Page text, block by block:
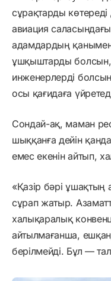
сұрақтарды
авиация
адамдардың
ұшқыштарды болсын,
инженерлерді
осы қағидаға
Сондай-ақ, маман
шыққанға дейін
емес екенін айтып,
«Қазір бәрі ұшақтың
сұрап жатыр.
халықаралық
айтылмағанша,
берілмейді. Бұл —